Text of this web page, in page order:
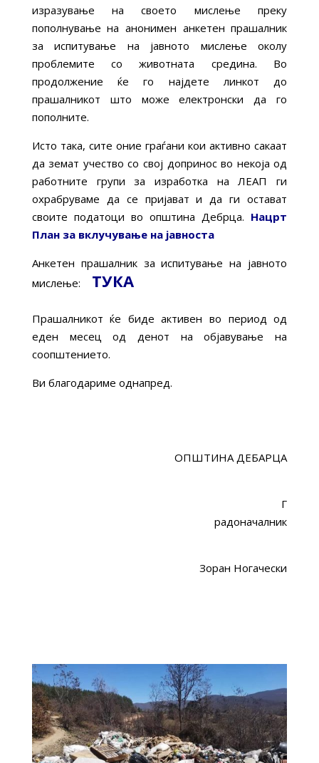
изразување на своето мислење преку
пополнување на анонимен анкетен прашалник
за испитување на јавното мислење околу
проблемите со животната средина. Во
продолжение ќе го најдете линкот до
прашалникот што може електронски да го
пополните.
Исто така, сите оние граѓани кои активно сакаат
да земат учество со свој допринос во некоја од
работните групи за изработка на ЛЕАП ги
охрабруваме да се пријават и да ги остават
своите податоци во општина Дебрца. Нацрт
План за вклучување на јавноста
Анкетен прашалник за испитување на јавното
мислење: ТУКА
Прашалникот ќе биде активен во период од
еден месец од денот на објавување на
соопштението.
Ви благодариме однапред.
ОПШТИНА ДЕБАРЦА
Г
радоначалник
Зоран Ногачески